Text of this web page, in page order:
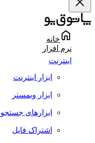
خانه
نرم افزار
اینترنت
ابزار اینترنت
ابزار وبمستر
ابزارهای جستجو
اشتراک فایل